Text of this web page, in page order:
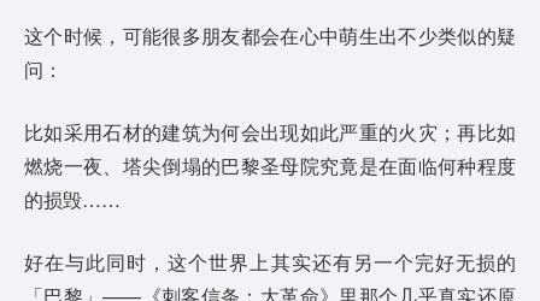
这个时候，可能很多朋友都会在心中萌生出不少类似的疑
问：
比如采用石材的建筑为何会出现如此严重的火灾；再比如
燃烧一夜、塔尖倒塌的巴黎圣母院究竟是在面临何种程度
的损毁……
好在与此同时，这个世界上其实还有另一个完好无损的